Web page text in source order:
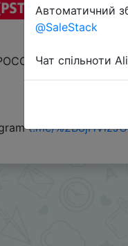
+
t.me/
Автоматичний
@SaleStack
Чат спільноти